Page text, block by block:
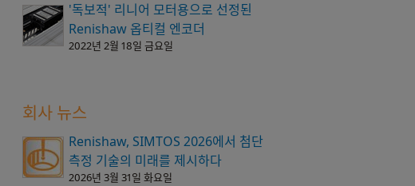
'독보적' 리니어 모터용으로 선정된
Renishaw 옵티컬 엔코더
2022년 2월 18일 금요일
회사 뉴스
Renishaw, SIMTOS 2026에서 첨단
측정 기술의 미래를 제시하다
2026년 3월 31일 화요일